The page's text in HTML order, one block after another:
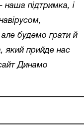
наша підтримка, і
будемо грати й
який прийде нас
Динамо